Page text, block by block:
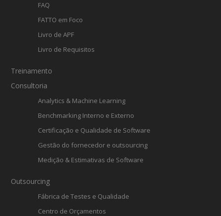
FAQ
FATTO em Foco
Livro de APF
Livro de Requisitos
Treinamento
Consultoria
Analytics & Machine Learning
Benchmarking Interno e Externo
Certificação e Qualidade de Software
Gestão do fornecedor e outsourcing
Medição & Estimativas de Software
Outsourcing
Fábrica de Testes e Qualidade
Centro de Orçamentos